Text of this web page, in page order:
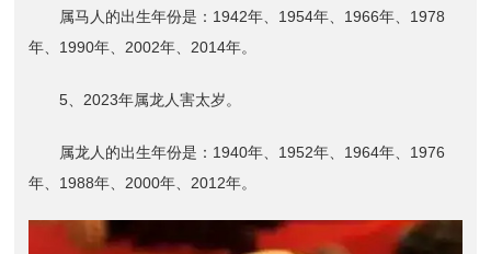
属马人的出生年份是：1942年、1954年、1966年、1978
年、1990年、2002年、2014年。
5、2023年属龙人害太岁。
属龙人的出生年份是：1940年、1952年、1964年、1976
年、1988年、2000年、2012年。